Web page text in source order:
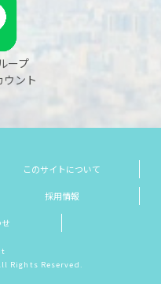
ープ
ウント
このサイトについて
採用情報
Rights Reserved.